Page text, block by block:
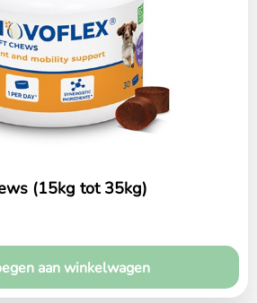
(15kg tot 35kg)
aan winkelwagen